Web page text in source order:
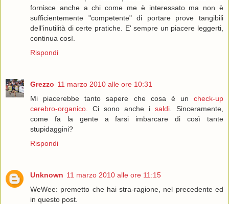
fornisce anche a chi come me è interessato ma non è
sufficientemente "competente" di portare prove tangibili
dell'inutilità di certe pratiche. E' sempre un piacere leggerti,
continua così.
Rispondi
Grezzo 11 marzo 2010 alle ore 10:31
Mi piacerebbe tanto sapere che cosa è un check-up
cerebro-organico . Ci sono anche i saldi . Sinceramente,
come fa la gente a farsi imbarcare di così tante
stupidaggini?
Rispondi
Unknown 11 marzo 2010 alle ore 11:15
WeWee: premetto che hai stra-ragione, nel precedente ed
in questo post.